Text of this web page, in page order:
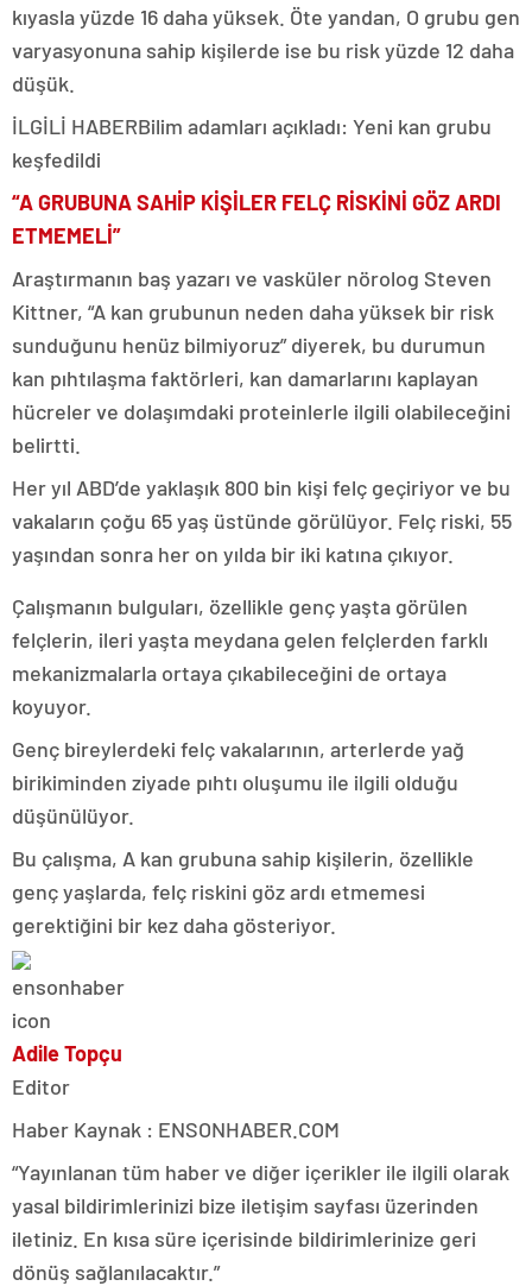
kıyasla yüzde 16 daha yüksek. Öte yandan, O grubu gen
varyasyonuna sahip kişilerde ise bu risk yüzde 12 daha
düşük.
İLGİLİ HABERBilim adamları açıkladı: Yeni kan grubu
keşfedildi
“A GRUBUNA SAHİP KİŞİLER FELÇ RİSKİNİ GÖZ ARDI
ETMEMELİ”
Araştırmanın baş yazarı ve vasküler nörolog Steven
Kittner, “A kan grubunun neden daha yüksek bir risk
sunduğunu henüz bilmiyoruz” diyerek, bu durumun
kan pıhtılaşma faktörleri, kan damarlarını kaplayan
hücreler ve dolaşımdaki proteinlerle ilgili olabileceğini
belirtti.
Her yıl ABD’de yaklaşık 800 bin kişi felç geçiriyor ve bu
vakaların çoğu 65 yaş üstünde görülüyor. Felç riski, 55
yaşından sonra her on yılda bir iki katına çıkıyor.
Çalışmanın bulguları, özellikle genç yaşta görülen
felçlerin, ileri yaşta meydana gelen felçlerden farklı
mekanizmalarla ortaya çıkabileceğini de ortaya
koyuyor.
Genç bireylerdeki felç vakalarının, arterlerde yağ
birikiminden ziyade pıhtı oluşumu ile ilgili olduğu
düşünülüyor.
Bu çalışma, A kan grubuna sahip kişilerin, özellikle
genç yaşlarda, felç riskini göz ardı etmemesi
gerektiğini bir kez daha gösteriyor.
Adile Topçu
Editor
Haber Kaynak : ENSONHABER.COM
“Yayınlanan tüm haber ve diğer içerikler ile ilgili olarak
yasal bildirimlerinizi bize iletişim sayfası üzerinden
iletiniz. En kısa süre içerisinde bildirimlerinize geri
dönüş sağlanılacaktır.”